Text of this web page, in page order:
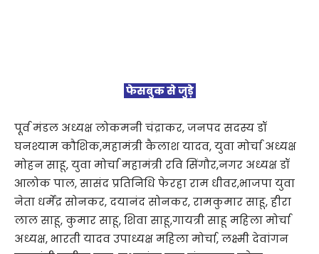
फेसबुक से जुड़े
पूर्व मंडल अध्यक्ष लोकमनी चंद्राकर, जनपद सदस्य डॉ
घनश्याम कौशिक,महामंत्री कैलाश यादव, युवा मोर्चा अध्यक्ष
मोहन साहू, युवा मोर्चा महामंत्री रवि सिंगौर,नगर अध्यक्ष डॉ
आलोक पाल, सासंद प्रतिनिधि फेरहा राम धीवर,भाजपा युवा
नेता धर्मेंद्र सोनकर, दयानंद सोनकर, रामकुमार साहू, हीरा
लाल साहू, कुमार साहू, शिवा साहू,गायत्री साहू महिला मोर्चा
अध्यक्ष, भारती यादव उपाध्यक्ष महिला मोर्चा, लक्ष्मी देवांगन